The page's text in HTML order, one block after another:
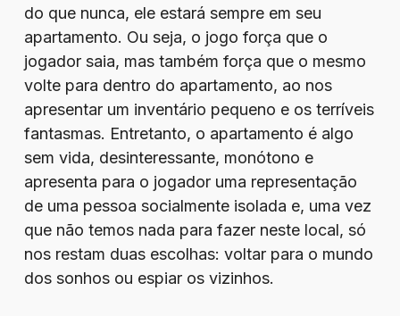
do que nunca, ele estará sempre em seu
apartamento. Ou seja, o jogo força que o
jogador saia, mas também força que o mesmo
volte para dentro do apartamento, ao nos
apresentar um inventário pequeno e os terríveis
fantasmas. Entretanto, o apartamento é algo
sem vida, desinteressante, monótono e
apresenta para o jogador uma representação
de uma pessoa socialmente isolada e, uma vez
que não temos nada para fazer neste local, só
nos restam duas escolhas: voltar para o mundo
dos sonhos ou espiar os vizinhos.